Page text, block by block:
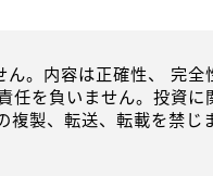
。内容は正確性、 完全
任を負いません。投資に
製、転送、転載を禁じ